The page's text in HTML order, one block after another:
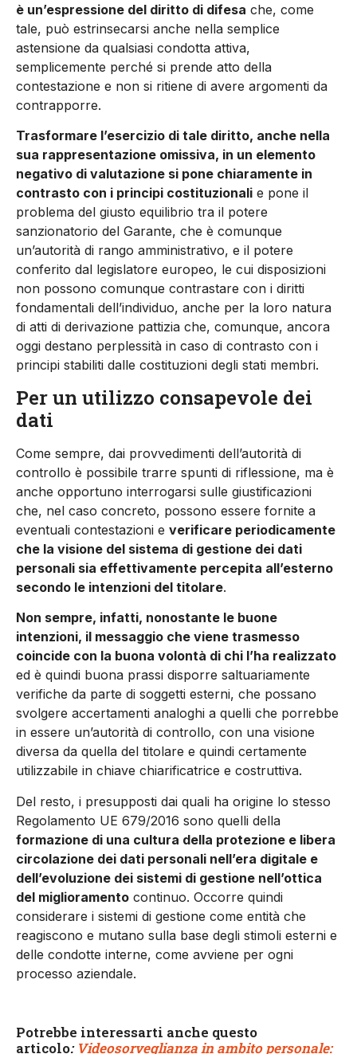
è un’espressione del diritto di difesa che, come
tale, può estrinsecarsi anche nella semplice
astensione da qualsiasi condotta attiva,
semplicemente perché si prende atto della
contestazione e non si ritiene di avere argomenti da
contrapporre.
Trasformare l’esercizio di tale diritto, anche nella
sua rappresentazione omissiva, in un elemento
negativo di valutazione si pone chiaramente in
contrasto con i principi costituzionali e pone il
problema del giusto equilibrio tra il potere
sanzionatorio del Garante, che è comunque
un’autorità di rango amministrativo, e il potere
conferito dal legislatore europeo, le cui disposizioni
non possono comunque contrastare con i diritti
fondamentali dell’individuo, anche per la loro natura
di atti di derivazione pattizia che, comunque, ancora
oggi destano perplessità in caso di contrasto con i
principi stabiliti dalle costituzioni degli stati membri.
Per un utilizzo consapevole dei
dati
Come sempre, dai provvedimenti dell’autorità di
controllo è possibile trarre spunti di riflessione, ma è
anche opportuno interrogarsi sulle giustificazioni
che, nel caso concreto, possono essere fornite a
eventuali contestazioni e verificare periodicamente
che la visione del sistema di gestione dei dati
personali sia effettivamente percepita all’esterno
secondo le intenzioni del titolare.
Non sempre, infatti, nonostante le buone
intenzioni, il messaggio che viene trasmesso
coincide con la buona volontà di chi l’ha realizzato
ed è quindi buona prassi disporre saltuariamente
verifiche da parte di soggetti esterni, che possano
svolgere accertamenti analoghi a quelli che porrebbe
in essere un’autorità di controllo, con una visione
diversa da quella del titolare e quindi certamente
utilizzabile in chiave chiarificatrice e costruttiva.
Del resto, i presupposti dai quali ha origine lo stesso
Regolamento UE 679/2016 sono quelli della
formazione di una cultura della protezione e libera
circolazione dei dati personali nell’era digitale e
dell’evoluzione dei sistemi di gestione nell’ottica
del miglioramento continuo. Occorre quindi
considerare i sistemi di gestione come entità che
reagiscono e mutano sulla base degli stimoli esterni e
delle condotte interne, come avviene per ogni
processo aziendale.
Potrebbe interessarti anche questo
articolo: Videosorveglianza in ambito personale: